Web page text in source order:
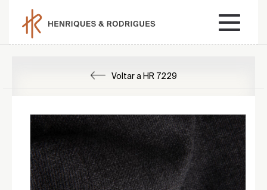
Voltar a HR 7229